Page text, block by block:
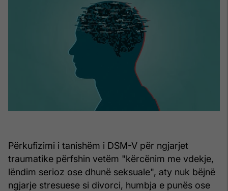
Përkufizimi i tanishëm i DSM-V për ngjarjet
traumatike përfshin vetëm "kërcënim me vdekje,
lëndim serioz ose dhunë seksuale", aty nuk bëjnë
ngjarje stresuese si divorci, humbja e punës ose